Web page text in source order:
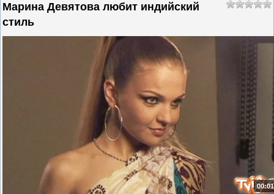
Марина Девятова любит индийский
стиль